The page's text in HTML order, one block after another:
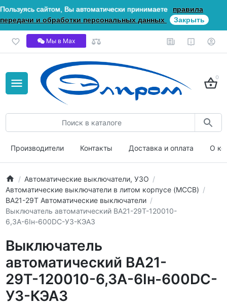
Пользуясь сайтом, Вы автоматически принимаете
правила
передачи и обработки персональных данных
Закрыть
Мы в Мах
0
Производители Контакты Доставка и оплата О
Автоматические выключатели, УЗО
Автоматические выключатели в литом корпусе (MCCB)
ВА21-29Т Автоматические выключатели
Выключатель автоматический ВА21-29Т-120010-
6,3А-6Iн-600DC-У3-КЭАЗ
Выключатель
автоматический ВА21-
29Т-120010-6,3А-6Iн-600DC-
У3-КЭАЗ